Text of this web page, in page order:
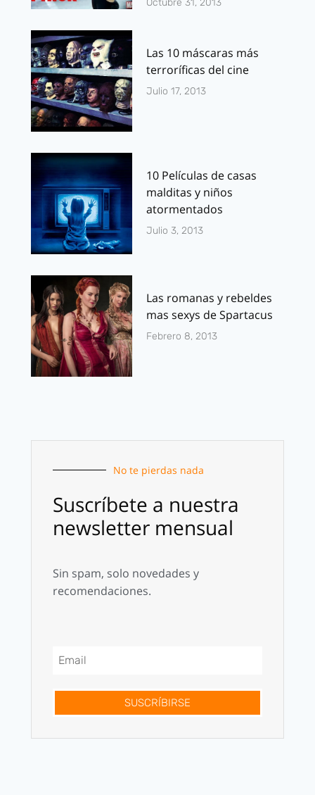
Las 10 máscaras más
terroríficas del cine
Julio 17, 2013
10 Películas de casas
malditas y niños
atormentados
Julio 3, 2013
Las romanas y rebeldes
mas sexys de Spartacus
Febrero 8, 2013
No te pierdas nada
Suscríbete a nuestra
newsletter mensual
Sin spam, solo novedades y
recomendaciones.
SUSCRÍBIRSE